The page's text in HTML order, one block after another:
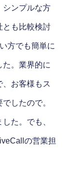
シンプルな方
とも比較検討
方でも簡単に
。業界的に
、お客様もス
したので。
た。でも、
の営業担